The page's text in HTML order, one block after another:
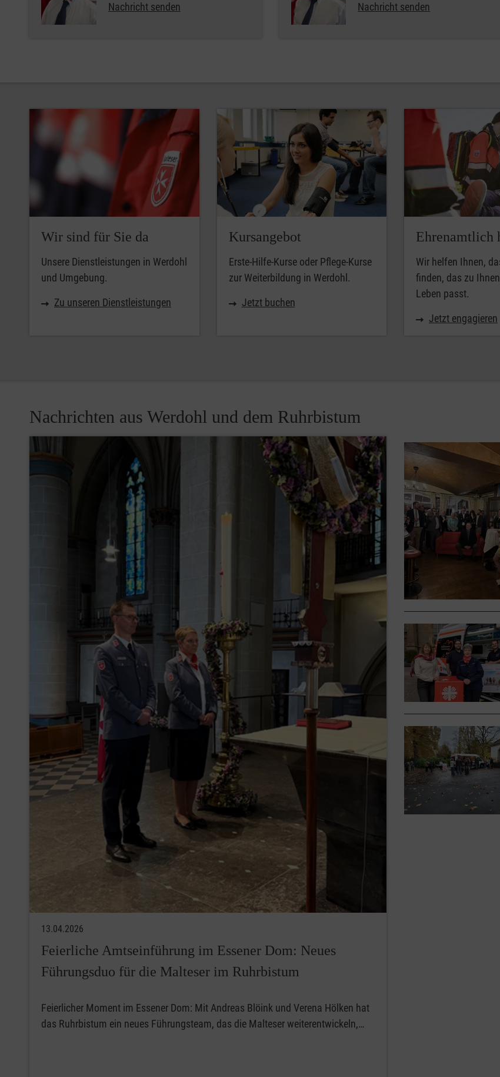
Nachricht senden
Nachricht senden
Wir sind für Sie da
Unsere Dienstleistungen in Werdohl
und Umgebung.
Zu unseren Dienstleistungen
Kursangebot
Erste-Hilfe-Kurse oder Pflege-Kurse
zur Weiterbildung in Werdohl.
Jetzt buchen
Ehrenamtlich
Wir helfen Ihnen,
finden, das zu
Leben passt.
Jetzt engagieren
Nachrichten aus Werdohl und dem Ruhrbistum
13.04.2026
Feierliche Amtseinführung im Essener Dom: Neues
Führungsduo für die Malteser im Ruhrbistum
Feierlicher Moment im Essener Dom: Mit Andreas Blöink und Verena Hölken hat
das Ruhrbistum ein neues Führungsteam, das die Malteser weiterentwickeln,…